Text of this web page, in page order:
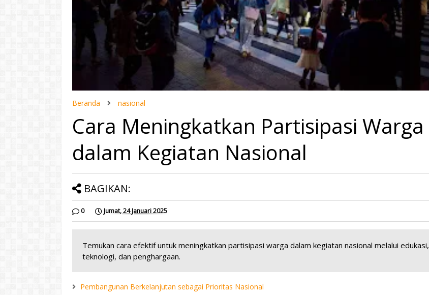
Beranda nasional
Cara Meningkatkan Partisipasi Warga
dalam Kegiatan Nasional
BAGIKAN:
0 Jumat, 24 Januari 2025
Temukan cara efektif untuk meningkatkan partisipasi warga dalam kegiatan nasional melalui edukasi,
teknologi, dan penghargaan.
Pembangunan Berkelanjutan sebagai Prioritas Nasional